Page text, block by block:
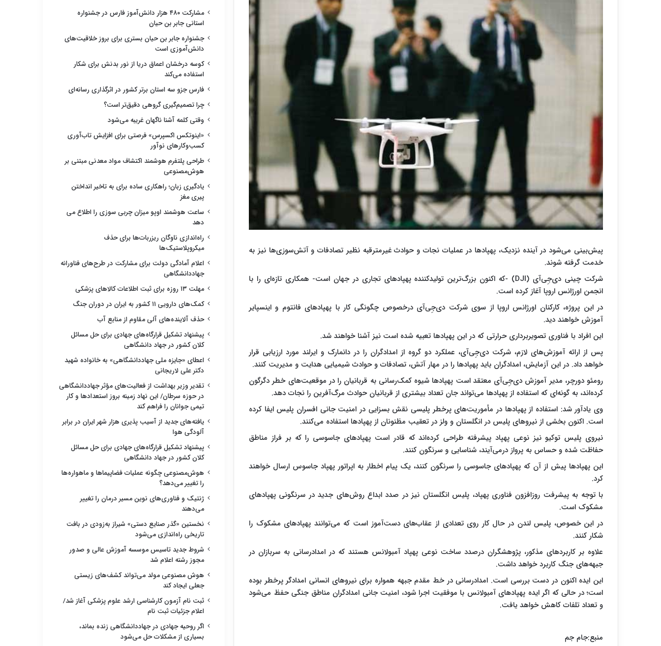
پیش‌بینی می‌شود در آینده نزدیک، پهپادها در عملیات نجات و حوادث غیرمترقبه نظیر تصادفات و آتش‌سوزی‌ها نیز به
خدمت گرفته شوند.
شرکت چینی دی‌جِی‌آی (DJI) -که اکنون بزرگ‌ترین تولیدکننده پهپادهای تجاری در جهان است- همکاری تازه‌ای را با
انجمن اورژانس اروپا آغاز کرده است.
در این پروژه، کارکنان اورژانس اروپا از سوی شرکت دی‌جِی‌آی درخصوص چگونگی کار با پهپادهای فانتوم و اینسپایر
آموزش خواهند دید.
این افراد با فناوری تصویربرداری حرارتی که در این پهپادها تعبیه شده است نیز آشنا خواهند شد.
پس از ارائه آموزش‌های لازم، شرکت دی‌جِی‌آی، عملکرد دو گروه از امدادگران را در دانمارک و ایرلند مورد ارزیابی قرار
خواهد داد. در این آزمایش، امدادگران باید پهپادها را در مهار آتش، تصادفات و حوادث شیمیایی هدایت و مدیریت کنند.
رومئو دورچر، مدیر آموزش دی‌جِی‌آی معتقد است پهپادها شیوه کمک‌رسانی به قربانیان را در موقعیت‌های خطر دگرگون
کرده‌اند، به گونه‌ای که استفاده از پهپادها می‌تواند جان تعداد بیشتری از قربانیان حوادث مرگ‌آفرین را نجات دهد.
وی یادآور شد: استفاده از پهپادها در مأموریت‌های پرخطر پلیسی نقش بسزایی در امنیت جانی افسران پلیس ایفا کرده
است. اکنون بخشی از نیروهای پلیس در انگلستان و ولز در تعقیب مظنونان از پهپادها استفاده می‌کنند.
نیروی پلیس توکیو نیز نوعی پهپاد پیشرفته طراحی کرده‌اند که قادر است پهپادهای جاسوسی را که بر فراز مناطق
حفاظت شده و حساس به پرواز درمی‌آیند، شناسایی و سرنگون کنند.
این پهپادها پیش از آن که پهپادهای جاسوسی را سرنگون کنند، یک پیام اخطار به اپراتور پهپاد جاسوس ارسال خواهند
کرد.
با توجه به پیشرفت روزافزون فناوری پهپاد، پلیس انگلستان نیز در صدد ابداع روش‌های جدید در سرنگونی پهپادهای
مشکوک است.
در این خصوص، پلیس لندن در حال کار روی تعدادی از عقاب‌های دست‌آموز است که می‌توانند پهپادهای مشکوک را
شکار کنند.
علاوه بر کاربردهای مذکور، پژوهشگران درصدد ساخت نوعی پهپاد آمبولانس هستند که در امدادرسانی به سربازان در
جبهه‌های جنگ کاربرد خواهد داشت.
این ایده اکنون در دست بررسی است. امدادرسانی در خط مقدم جبهه همواره برای نیروهای انسانی امدادگر پرخطر بوده
است؛ در حالی که اگر ایده پهپادهای آمبولانس با موفقیت اجرا شود، امنیت جانی امدادگران مناطق جنگی حفظ می‌شود
و تعداد تلفات کاهش خواهد یافت.
منبع:جام جم
مشارکت ۴۸۰ هزار دانش‌آموز فارس در جشنواره
استانی جابر بن حیان
جشنواره جابر بن حیان بستری برای بروز خلاقیت‌های
دانش‌آموزی است
کوسه درخشان اعماق دریا از نور بدنش برای شکار
استفاده می‌کند
فارس جزو سه استان برتر کشور در اثرگذاری رسانه‌ای
چرا تصمیم‌گیری گروهی دقیق‌تر است؟
وقتی کلمه آشنا ناگهان غریبه می‌شود
«اینوتکس اکسپرس» فرصتی برای افزایش تاب‌آوری
کسب‌وکارهای نوآور
طراحی پلتفرم هوشمند اکتشاف مواد معدنی مبتنی بر
هوش‌مصنوعی
یادگیری زبان؛ راهکاری ساده برای به تاخیر انداختن
پیری مغز
ساعت هوشمند اوپو میزان چربی سوزی را اطلاع می
دهد
راه‌اندازی ناوگان ریزربات‌ها برای حذف
میکروپلاستیک‌ها
اعلام آمادگی دولت برای مشارکت در طرح‌های فناورانه
جهاددانشگاهی
مهلت ۱۳ روزه برای ثبت اطلاعات کالاهای پزشکی
کمک‌های دارویی ۱۱ کشور به ایران در دوران جنگ
حذف آلاینده‌های آلی مقاوم از منابع آب
پیشنهاد تشکیل قرارگاه‌های جهادی برای حل مسائل
کلان کشور در جهاد دانشگاهی
اعطای «جایزه ملی جهاددانشگاهی» به خانواده شهید
دکتر علی لاریجانی
تقدیر وزیر بهداشت از فعالیت‌های مؤثر جهاددانشگاهی
در حوزه سرطان/ این نهاد زمینه بروز استعدادها و کار
تیمی جوانان را فراهم کند
یافته‌های جدید از آسیب پذیری هزار شهر ایران در برابر
آلودگی هوا
پیشنهاد تشکیل قرارگاه‌های جهادی برای حل مسائل
کلان کشور در جهاد دانشگاهی
هوش‌مصنوعی چگونه عملیات فضاپیماها و ماهواره‌ها
را تغییر می‌دهد؟
ژنتیک و فناوری‌های نوین مسیر درمان را تغییر
می‌دهند
نخستین «گذر صنایع دستی» شیراز به‌زودی در بافت
تاریخی راه‌اندازی می‌شود
شروط جدید تاسیس موسسه آموزش عالی و صدور
مجوز رشته اعلام شد
هوش مصنوعی مولد می‌تواند کشف‌های زیستی
جعلی ایجاد کند
ثبت نام آزمون کارشناسی ارشد علوم پزشکی آغاز شد/
اعلام جزئیات ثبت نام
اگر روحیه جهادی در جهاددانشگاهی زنده بماند،
بسیاری از مشکلات حل می‌شود